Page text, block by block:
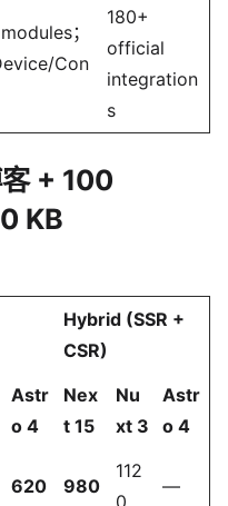
；
Con
180+
official
integration
s
+ 100
KB
Hybrid (SSR +
CSR)
Astr
o 4
Nex
t 15
Nu
xt 3
Astr
o 4
620 980
112
0
—